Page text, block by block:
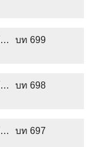
คุณเฟิง คุณผู้หญิงอยากหย่ากับคุณตั้งนานแล้ว บท 699
คุณเฟิง คุณผู้หญิงอยากหย่ากับคุณตั้งนานแล้ว บท 698
คุณเฟิง คุณผู้หญิงอยากหย่ากับคุณตั้งนานแล้ว บท 697